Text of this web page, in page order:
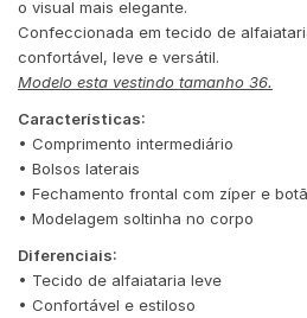
o visual mais elegante.
Confeccionada em tecido de
confortável, leve e versátil.
Modelo esta vestindo tamanho 36.
Características:
• Comprimento intermediário
• Bolsos laterais
• Fechamento frontal com zíper e
• Modelagem soltinha no corpo
Diferenciais:
• Tecido de alfaiataria leve
• Confortável e estiloso